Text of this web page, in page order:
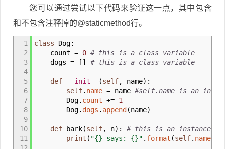
您可以通过尝试以下代码来验证这一点，其中包含
和不包含注释掉的@staticmethod行。
1
2
3
4
5
6
7
8
9
10
11
class Dog:
count = 0 # this is a class variable
dogs = [ ] # this is a class variable
def __init__ (self, name) :
self. name = name #self.name is an
Dog. count += 1
Dog. dogs . append (name)
def bark(self, n) : # this is an instance
print ( "{} says: {}" . format (self. name